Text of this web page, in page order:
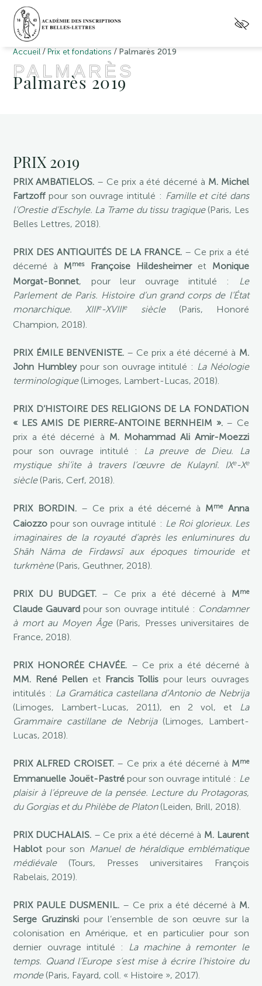
Accueil / Prix et fondations / Palmarès 2019
PALMARÈS
Palmarès 2019
PRIX 2019
PRIX AMBATIELOS. – Ce prix a été décerné à M. Michel
Fartzoffpour son ouvrage intitulé : Famille et cité dans
l’Orestie d’Eschyle. La Trame du tissu tragique(Paris, Les
Belles Lettres, 2018).
PRIX DES ANTIQUITÉS DE LA FRANCE. – Ce prix a été
décerné à MmesFrançoise Hildesheimeret Monique
Morgat-Bonnet, pour leur ouvrage intitulé : Le
Parlement de Paris. Histoire d’un grand corps de l’État
monarchique. XIIIe-XVIIIesiècle(Paris, Honoré
Champion, 2018).
PRIX ÉMILE BENVENISTE.– Ce prix a été décerné à M.
John Humbleypour son ouvrage intitulé : La Néologie
terminologique(Limoges, Lambert-Lucas, 2018).
PRIX D’HISTOIRE DES RELIGIONS DE LA FONDATION
« LES AMIS DE PIERRE-ANTOINE BERNHEIM ».– Ce
prix a été décerné à M. Mohammad Ali Amir-Moezzi
pour son ouvrage intitulé : La preuve de Dieu. La
mystique shi’ite à travers l’œuvre de Kulaynî. IXe-Xe
siècle(Paris, Cerf, 2018).
PRIX BORDIN.– Ce prix a été décerné à MmeAnna
Caiozzo pour son ouvrage intitulé : Le Roi glorieux. Les
imaginaires de la royauté d’après les enluminures du
Shāh Nāma de Firdawsī aux époques timouride et
turkmène(Paris, Geuthner, 2018).
PRIX DU BUDGET. – Ce prix a été décerné à Mme
Claude Gauvard pour son ouvrage intitulé : Condamner
à mort au Moyen Âge(Paris, Presses universitaires de
France, 2018).
PRIX HONORÉE CHAVÉE. – Ce prix a été décerné à
MM. René Pellen et Francis Tollis pour leurs ouvrages
intitulés : La Gramática castellana d’Antonio de Nebrija
(Limoges, Lambert-Lucas, 2011), en 2 vol, et La
Grammaire castillane de Nebrija (Limoges, Lambert-
Lucas, 2018).
PRIX ALFRED CROISET.– Ce prix a été décerné à Mme
Emmanuelle Jouët-Pastrépour son ouvrage intitulé : Le
plaisir à l’épreuve de la pensée. Lecture du Protagoras,
du Gorgias et du Philèbe de Platon(Leiden, Brill, 2018).
PRIX DUCHALAIS. – Ce prix a été décerné à M. Laurent
Hablot pour son Manuel de héraldique emblématique
médiévale(Tours, Presses universitaires François
Rabelais, 2019).
PRIX PAULE DUSMENIL. – Ce prix a été décerné à M.
Serge Gruzinski pour l’ensemble de son œuvre sur la
colonisation en Amérique, et en particulier pour son
dernier ouvrage intitulé : La machine à remonter le
temps. Quand l’Europe s’est mise à écrire l’histoire du
monde(Paris, Fayard, coll. « Histoire », 2017).